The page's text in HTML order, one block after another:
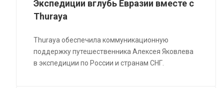
Экспедиции вглубь Евразии вместе с
Thuraya
Thuraya обеспечила коммуникационную
поддержку путешественника Алексея Яковлева
в экспедиции по России и странам СНГ.